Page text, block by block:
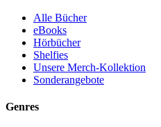
Alle Bücher
eBooks
Hörbücher
Shelfies
Unsere Merch-Kollektion
Sonderangebote
Genres